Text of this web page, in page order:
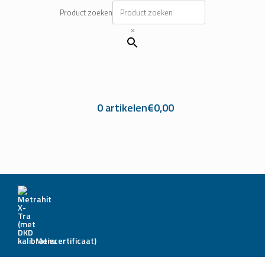
Product zoeken
×
0 artikelen€0,00
Menu